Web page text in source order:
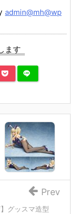
admin@mh@wp
ます
グッスマ造型
Prev